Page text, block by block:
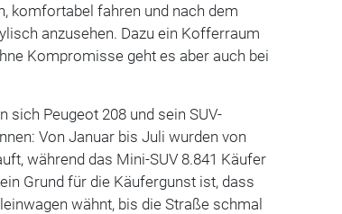
komfortabel fahren und nach dem
anzusehen. Dazu ein Kofferraum
Kompromisse geht es aber auch bei
sich Peugeot 208 und sein SUV-
Von Januar bis Juli wurden von
während das Mini-SUV 8.841 Käufer
Grund für die Käufergunst ist, dass
wähnt, bis die Straße schmal